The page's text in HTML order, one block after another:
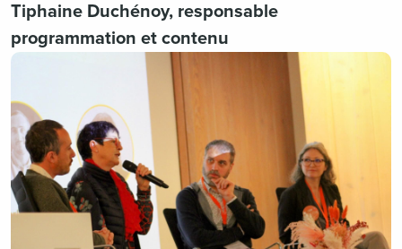
Tiphaine Duchénoy, responsable
programmation et contenu